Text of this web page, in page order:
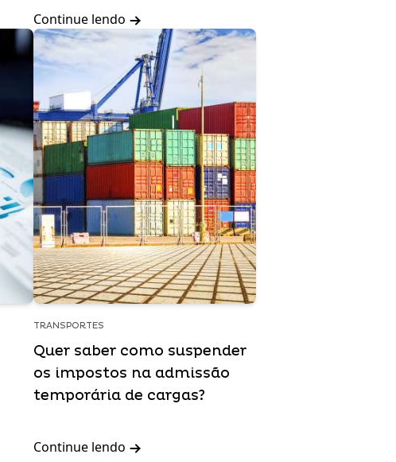
Continue lendo
TRANSPORTES
Quer saber como suspender
os impostos na admissão
temporária de cargas?
Continue lendo